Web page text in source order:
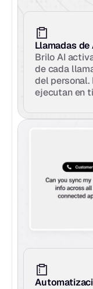
Llamadas
Brilo AI
de cada
del personal.
ejecutan en